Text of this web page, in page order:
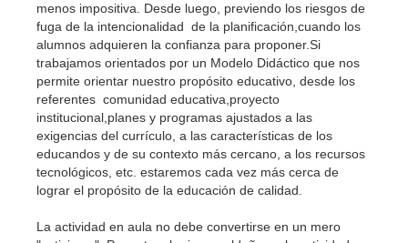
menos impositiva. Desde luego, previendo los riesgos de
fuga de la intencionalidad de la planificación,cuando los
alumnos adquieren la confianza para proponer.Si
trabajamos orientados por un Modelo Didáctico que nos
permite orientar nuestro propósito educativo, desde los
referentes comunidad educativa,proyecto
institucional,planes y programas ajustados a las
exigencias del currículo, a las características de los
educandos y de su contexto más cercano, a los recursos
tecnológicos, etc. estaremos cada vez más cerca de
lograr el propósito de la educación de calidad.
La actividad en aula no debe convertirse en un mero